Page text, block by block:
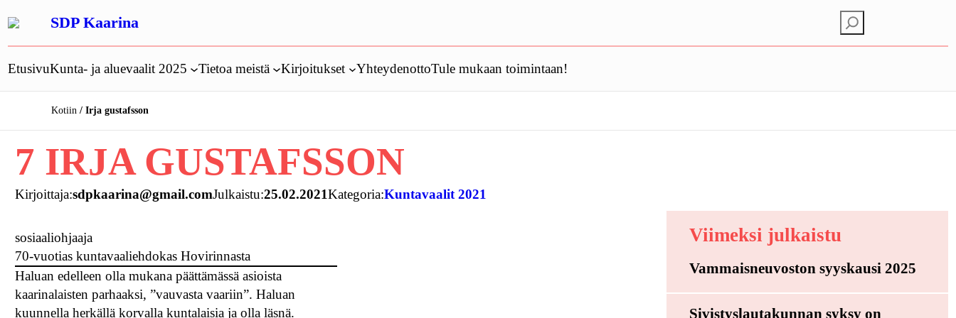
sisältöön
SDP Kaarina
E
t
EtusivuKunta- ja aluevaalit 2025 Tietoa meistä Kirjoitukset YhteydenottoTule mukaan toimintaan!
Kotiin Irja gustafsson
7 IRJA GUSTAFSSON
Kirjoittaja:sdpkaarina@gmail.comJulkaistu:25.02.2021Kategoria:Kuntavaalit 2021
sosiaaliohjaaja
70-vuotias kuntavaaliehdokas Hovirinnasta
Haluan edelleen olla mukana päättämässä asioista
kaarinalaisten parhaaksi, ”vauvasta vaariin”. Haluan
kuunnella herkällä korvalla kuntalaisia ja olla läsnä.
Viimeksi julkaistu
Vammaisneuvoston syyskausi 2025
Sivistyslautakunnan syksy on